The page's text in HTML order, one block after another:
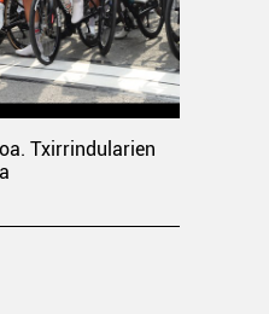
Txirrindularien